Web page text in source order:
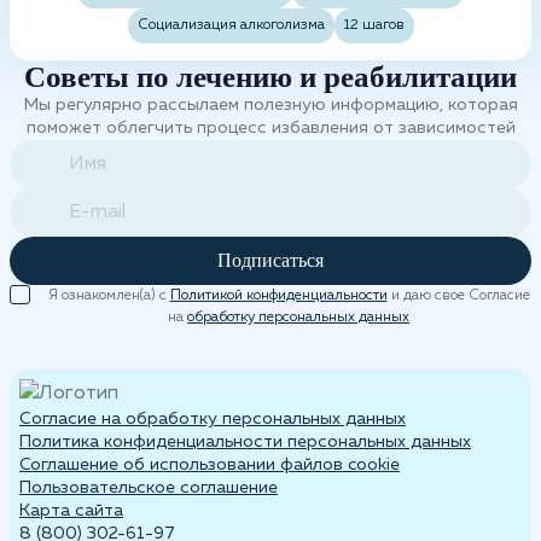
Социализация алкоголизма 12 шагов
Советы по лечению и реабилитации
Мы регулярно рассылаем полезную информацию, которая
поможет облегчить процесс избавления от зависимостей
Подписаться
Я ознакомлен(а) с Политикой конфиденциальности и даю свое Согласие
на обработку персональных данных
Согласие на обработку персональных данных
Политика конфиденциальности персональных данных
Cоглашение об использовании файлов cookie
Пользовательское соглашение
Карта сайта
8 (800) 302-61-97